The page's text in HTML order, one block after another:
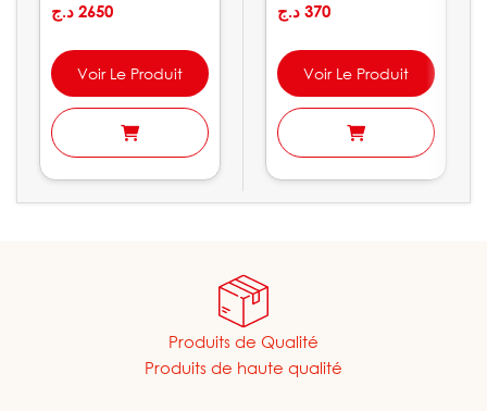
2650 د.ج
Voir Le Produit
THTDC250201
370 د.ج
Voir Le Produit
Produits de Qualité
Produits de haute qualité